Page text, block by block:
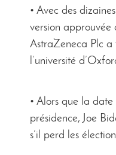
• Avec des
version
AstraZeneca Plc a
l’université
• Alors que la
présidence, Joe
s’il perd les